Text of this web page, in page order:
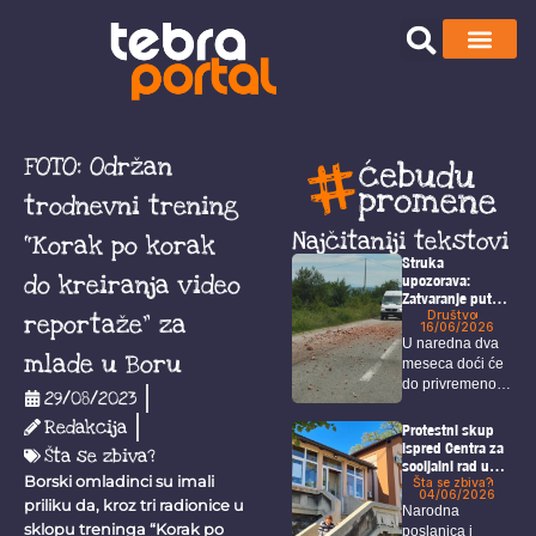
FOTO: Održan
trodnevni trening
“Korak po korak
do kreiranja video
reportaže” za
mlade u Boru
29/08/2023
Redakcija
Šta se zbiva?
Borski omladinci su imali
priliku da, kroz tri radionice u
sklopu treninga “Korak po
Najčitaniji tekstovi
Struka
upozorava:
Zatvaranje puta
Bor – Selište
doneće gužve,
duža putovanja i
dodatno
opterećenje
pravaca
Društvo
16/06/2026
U naredna dva
meseca doći će
do privremenog
određenih...
Protestni skup
ispred Centra za
socijalni rad u
Boru
Šta se zbiva?
04/06/2026
Narodna
poslanica i